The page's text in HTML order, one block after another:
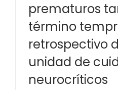
prematuros
término
retrospectivo
unidad de
neurocríticos